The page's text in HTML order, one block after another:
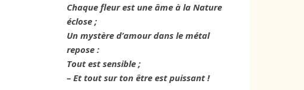
Chaque fleur est une âme à la Nature
éclose ;
Un mystère d’amour dans le métal
repose :
Tout est sensible ;
– Et tout sur ton être est puissant !